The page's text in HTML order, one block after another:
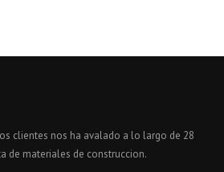
clientes nos ha avalado a lo largo de 28
de materiales de construccion.